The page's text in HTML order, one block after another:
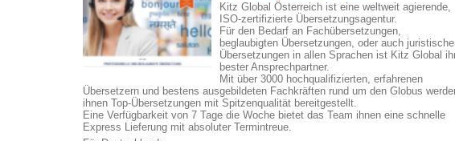
Kitz Global Österreich ist eine weltweit agierende,
ISO-zertifizierte Übersetzungsagentur.
Für den Bedarf an Fachübersetzungen,
beglaubigten Übersetzungen, oder auch
Übersetzungen in allen Sprachen ist Kitz Global
bester Ansprechpartner.
Mit über 3000 hochqualifizierten, erfahrenen
Übersetzern und bestens ausgebildeten Fachkräften rund um den Globus
ihnen Top-Übersetzungen mit Spitzenqualität bereitgestellt.
Eine Verfügbarkeit von 7 Tage die Woche bietet das Team ihnen eine schnelle
Express Lieferung mit absoluter Termintreue.